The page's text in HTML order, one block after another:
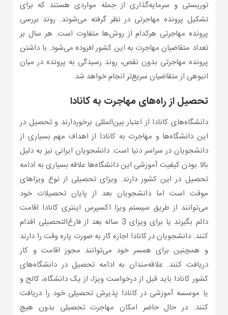
توریستی و سرمایه‌گذاری از جمله مواردی هستند که برای
تشکیل پرونده مهاجرتی در نظر گرفته می‌شوند. روند بررسی
پرونده مهاجرتی هرکدام از روش‌ها متفاوت است. هر سال بر
تعداد متقاضیان مهاجرت به این کشور افزوده می‌شود. با داشتن
پرونده مهاجرتی بدون نقص، روند رسیدگی به پرونده در میان
انبوهی از متقاضیان سریع‌تر انجام خواهد شد.
تحصیل از راه‌های مهاجرت به کانادا
دانشگاه‌های کانادا از اعتبار بین‌المللی برخوردارند و تحصیل در
این دانشگاه‌ها و مهاجرت به کانادا از اهداف مهم بسیاری از
دانشجویان در سراسر دنیا است. دانشجویان ایرانی نیز به دلیل
بالا بودن کیفیت آموزشی این دانشگاه‌ها علاقه بسیاری به ادامه
تحصیل در این کشور دارند. ویزای تحصیلی از نوع ویزاهای
موقت است اما دانشجویان بعد از پایان تحصیلات خود
می‌توانند از طریق سیستم ویزا اکسپرس اینتری کانادا اقامت
دائم بگیرند یا برای ویزای 3 ساله بعد از فارغ‌التحصیلی اقدام
کنند. دانشجویان در کانادا اجازه کار به صورت پاره وقت را دارند
و همچنین برای همسر خود می‌توانند مجوز اقامت و کار
دریافت کنند. علاقه‌مندان به ادامه تحصیل در دانشگاه‌های
کشور کانادا باید قبل از درخواست ویزا، از یک دانشگاه، کالج و
یا موسسه آموزشی در کانادا پذیرش تحصیلی خود را دریافت
کنند. در حال حاضر امکان مهاجرت تحصیلی بدون هیچ